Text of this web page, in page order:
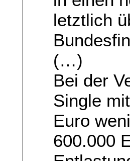
letztlich
(…)
Bei der
Single
Euro
600.000